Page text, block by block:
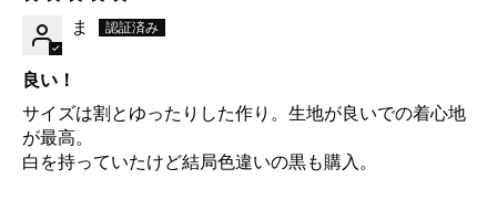
ま
良い！
サイズは割とゆったりした作り。生地が良いでの着心地
が最高。
白を持っていたけど結局色違いの黒も購入。